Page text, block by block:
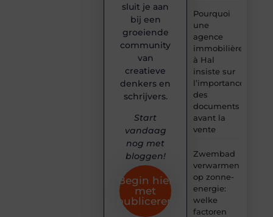
Pourquoi
une
agence
immobilière
à Hal
insiste sur
l’importance
des
documents
avant la
vente
Zwembad
verwarmen
op zonne-
energie:
welke
factoren
sluit je aan
bij een
groeiende
community
van
creatieve
denkers en
schrijvers.
Start
vandaag
nog met
bloggen!
Begin hier
met
publiceren